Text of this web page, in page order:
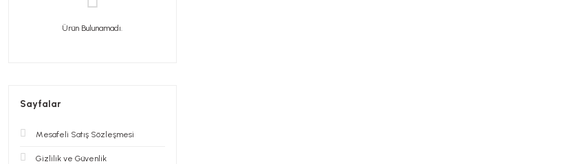
Ürün Bulunamadı.
Sayfalar
Mesafeli Satış Sözleşmesi
Gizlilik ve Güvenlik